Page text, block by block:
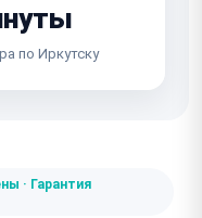
по Иркутску
· Гарантия